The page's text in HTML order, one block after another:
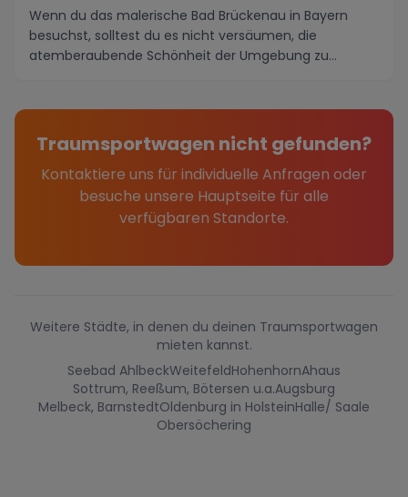
Wenn du das malerische Bad Brückenau in Bayern
besuchst, solltest du es nicht versäumen, die
atemberaubende Schönheit der Umgebung zu
Traumsportwagen nicht gefunden?
Kontaktiere uns für individuelle Anfragen oder
besuche unsere Hauptseite für alle
verfügbaren Standorte.
Weitere Städte, in denen du deinen Traumsportwagen
mieten kannst.
Seebad AhlbeckWeitefeldHohenhornAhaus
Sottrum, Reeßum, Bötersen u.a.Augsburg
Melbeck, BarnstedtOldenburg in HolsteinHalle/ Saale
Obersöchering